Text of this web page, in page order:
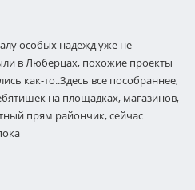
особых надежд уже не
в Люберцах, похожие проекты
как-то..Здесь все пособраннее,
на площадках, магазинов,
прям райончик, сейчас